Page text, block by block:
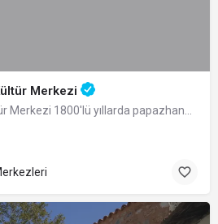
Merkezi
Gemlik Paşa Konağı Kültür Merkezi 1800'lü yıllarda papazhane olarak inşa ettirilen…